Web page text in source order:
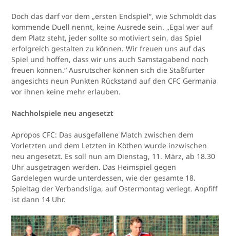
Doch das darf vor dem „ersten Endspiel“, wie Schmoldt das
kommende Duell nennt, keine Ausrede sein. „Egal wer auf
dem Platz steht, jeder sollte so motiviert sein, das Spiel
erfolgreich gestalten zu können. Wir freuen uns auf das
Spiel und hoffen, dass wir uns auch Samstagabend noch
freuen können.“ Ausrutscher können sich die Staßfurter
angesichts neun Punkten Rückstand auf den CFC Germania
vor ihnen keine mehr erlauben.
Nachholspiele neu angesetzt
Apropos CFC: Das ausgefallene Match zwischen dem
Vorletzten und dem Letzten in Köthen wurde inzwischen
neu angesetzt. Es soll nun am Dienstag, 11. März, ab 18.30
Uhr ausgetragen werden. Das Heimspiel gegen
Gardelegen wurde unterdessen, wie der gesamte 18.
Spieltag der Verbandsliga, auf Ostermontag verlegt. Anpfiff
ist dann 14 Uhr.